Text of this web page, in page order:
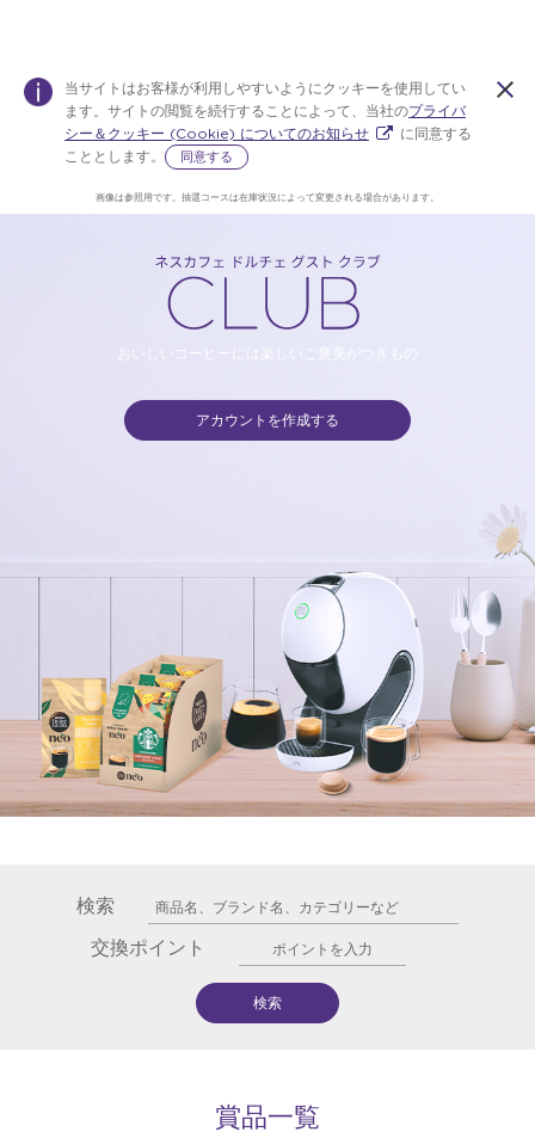
当サイトはお客様が利用しやすいようにクッキーを使用してい
ます。サイトの閲覧を続行することによって、当社のプライバ
シー＆クッキー (Cookie) についてのお知らせ
に同意する
こととします。
同意する
公
画像は参照用です。抽選コースは在庫状況によって変更される場合があります。
おいしいコーヒーには楽しいご褒美がつきもの
アカウントを作成する
検索
交換ポイント
検索
賞品一覧